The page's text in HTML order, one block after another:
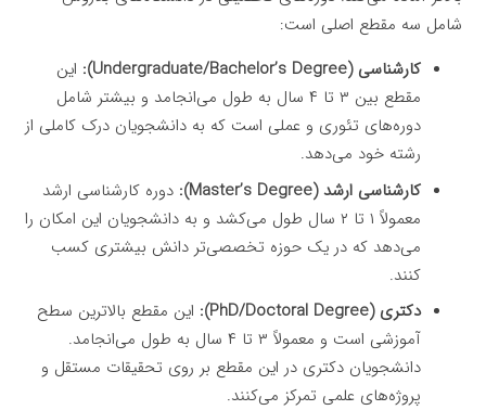
شامل سه مقطع اصلی است:
کارشناسی (Undergraduate/Bachelor’s Degree):
این
مقطع بین ۳ تا ۴ سال به طول می‌انجامد و بیشتر شامل
دوره‌های تئوری و عملی است که به دانشجویان درک کاملی از
رشته خود می‌دهد.
کارشناسی ارشد (Master’s Degree):
دوره کارشناسی ارشد
معمولاً ۱ تا ۲ سال طول می‌کشد و به دانشجویان این امکان را
می‌دهد که در یک حوزه تخصصی‌تر دانش بیشتری کسب
کنند.
دکتری (PhD/Doctoral Degree):
این مقطع بالاترین سطح
آموزشی است و معمولاً ۳ تا ۴ سال به طول می‌انجامد.
دانشجویان دکتری در این مقطع بر روی تحقیقات مستقل و
پروژه‌های علمی تمرکز می‌کنند.